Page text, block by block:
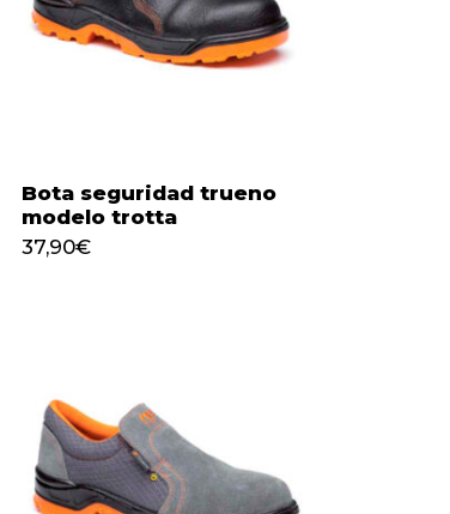
Bota seguridad trueno
modelo trotta
37,90€